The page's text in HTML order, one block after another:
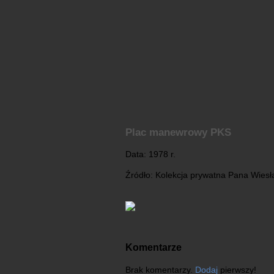
Plac manewrowy PKS
Data: 1978 r.
Źródło: Kolekcja prywatna Pana
Komentarze
Brak komentarzy. Dodaj pierwszy!